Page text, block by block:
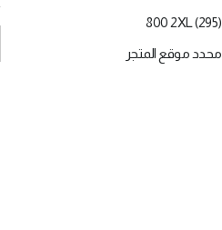
800 2XL (295)
محدد موقع المتجر